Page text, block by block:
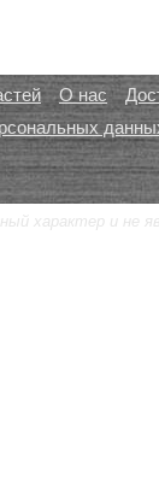
О нас
характер и не